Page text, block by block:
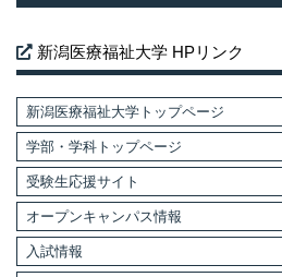
新潟医療福祉大学 HPリンク
新潟医療福祉大学トップページ
学部・学科トップページ
受験生応援サイト
オープンキャンパス情報
入試情報